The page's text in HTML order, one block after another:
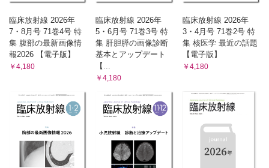
臨床放射線 2026年
7・8月号 71巻4号 特
集 腹部の最新画像情
報2026 【電子版】
￥4,180
臨床放射線 2026年
5・6月号 71巻3号 特
集 肝胆膵の画像診断
基本とアップデート
【...
￥4,180
臨床放射線 2026年
3・4月号 71巻2号 特
集 核医学 最近の話題
【電子版】
￥4,180